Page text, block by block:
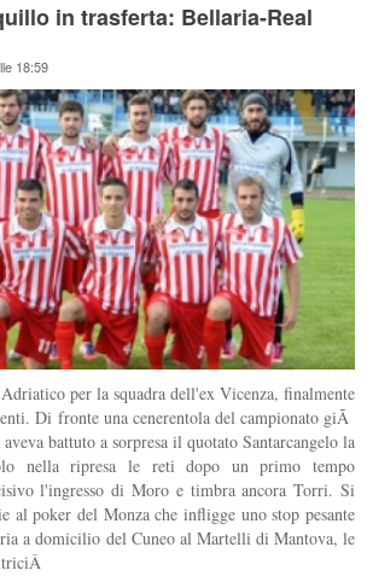
in trasferta: Bellaria-Real
18:59
per la squadra dell'ex Vicenza, finalmente
Di fronte una cenerentola del campionato giÃ
battuto a sorpresa il quotato Santarcangelo la
nella ripresa le reti dopo un primo tempo
l'ingresso di Moro e timbra ancora Torri. Si
al poker del Monza che infligge uno stop pesante
a domicilio del Cuneo al Martelli di Mantova, le